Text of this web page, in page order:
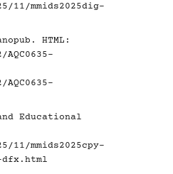
mmids2025dig-
HTML:
Educational
mmids2025cpy-
dfx.html